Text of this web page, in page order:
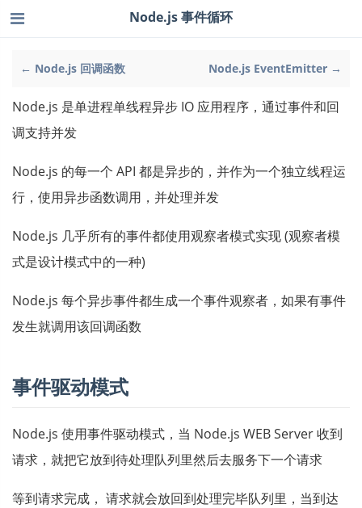
← Node.js 回调函数 Node.js EventEmitter →
Node.js 事件循环
Node.js 是单进程单线程异步 IO 应用程序，通过事件和回
调支持并发
Node.js 的每一个 API 都是异步的，并作为一个独立线程运
行，使用异步函数调用，并处理并发
Node.js 几乎所有的事件都使用观察者模式实现 (观察者模
式是设计模式中的一种)
Node.js 每个异步事件都生成一个事件观察者，如果有事件
发生就调用该回调函数
事件驱动模式
Node.js 使用事件驱动模式，当 Node.js WEB Server 收到
请求，就把它放到待处理队列里然后去服务下一个请求
等到请求完成， 请求就会放回到处理完毕队列里，当到达